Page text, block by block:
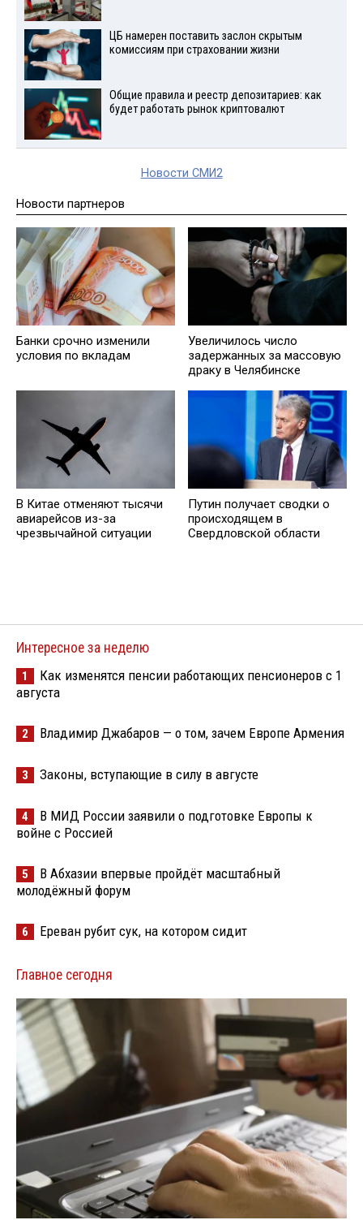
ЦБ намерен поставить заслон скрытым
комиссиям при страховании жизни
Общие правила и реестр депозитариев: как
будет работать рынок криптовалют
Новости СМИ2
Новости партнеров
Банки срочно изменили
условия по вкладам
Увеличилось число
задержанных за массовую
драку в Челябинске
В Китае отменяют тысячи
авиарейсов из-за
чрезвычайной ситуации
Путин получает сводки о
происходящем в
Свердловской области
Интересное за неделю
1
Как изменятся пенсии работающих пенсионеров с 1
августа
2 Владимир Джабаров — о том, зачем Европе Армения
3 Законы, вступающие в силу в августе
4
В МИД России заявили о подготовке Европы к
войне с Россией
5
В Абхазии впервые пройдёт масштабный
молодёжный форум
6 Ереван рубит сук, на котором сидит
Главное сегодня